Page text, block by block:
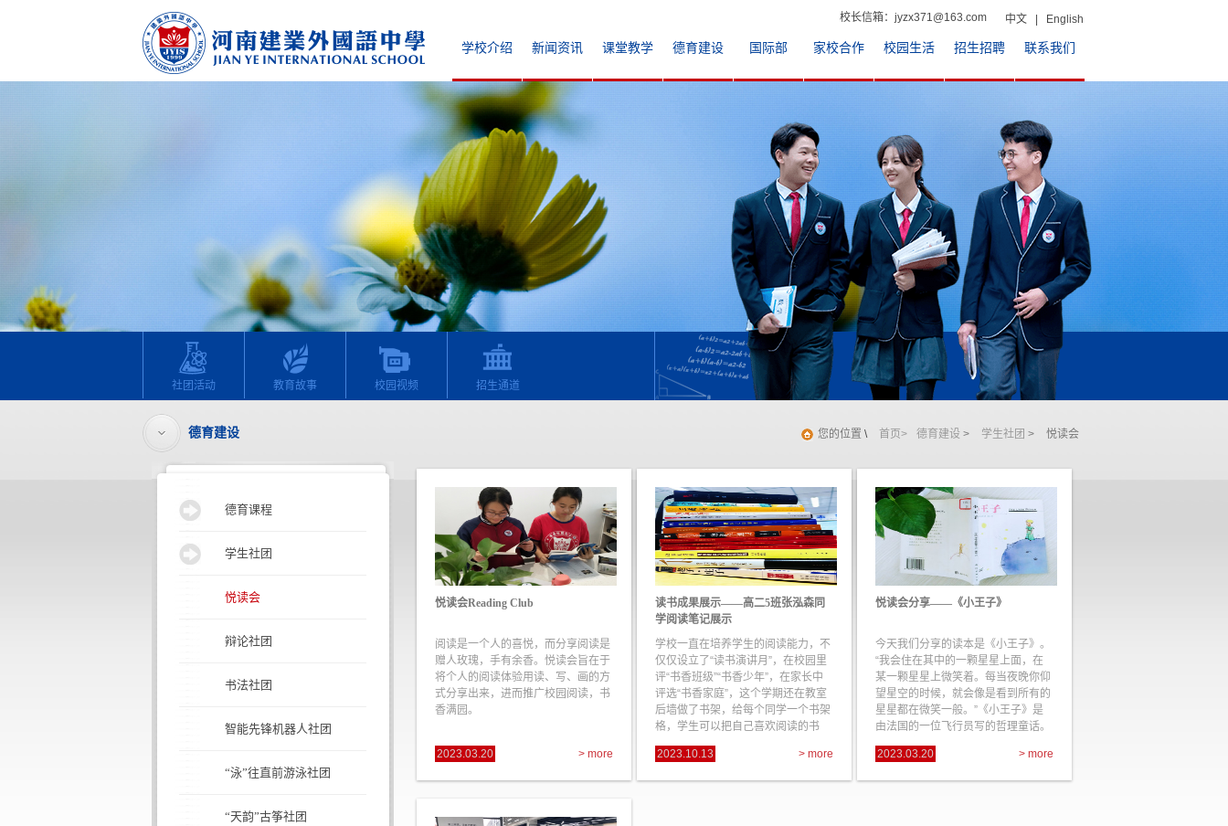
学校介绍 新闻资讯 课堂教学 德育建设 国际部 家校合作 校园生活 招生招聘 联系我们
校长信箱：jyzx371@163.com 中文 English
社团活动 教育故事 校园视频 招生通道
德育建设
德育课程
学生社团
悦读会
辩论社团
书法社团
智能先锋机器人社团
“泳”往直前游泳社团
“天韵”古筝社团
您的位置 \ 首页> 德育建设 > 学生社团 > 悦读会
悦读会Reading Club
阅读是一个人的喜悦，而分享阅读是
赠人玫瑰，手有余香。悦读会旨在于
将个人的阅读体验用读、写、画的方
式分享出来，进而推广校园阅读，书
香满园。
2023.03.20 > more
读书成果展示——高二5班张泓森同
学阅读笔记展示
学校一直在培养学生的阅读能力，不
仅仅设立了“读书演讲月”，在校园里
评“书香班级”“书香少年”，在家长中
评选“书香家庭”，这个学期还在教室
后墙做了书架，给每个同学一个书架
格，学生可以把自己喜欢阅读的书
籍...
2023.10.13
> more
悦读会分享——《小王子》
今天我们分享的读本是《小王子》。
“我会住在其中的一颗星星上面，在
某一颗星星上微笑着。每当夜晚你仰
望星空的时候，就会像是看到所有的
星星都在微笑一般。”《小王子》是
由法国的一位飞行员写的哲理童话。
大致内容...
2023.03.20
> more